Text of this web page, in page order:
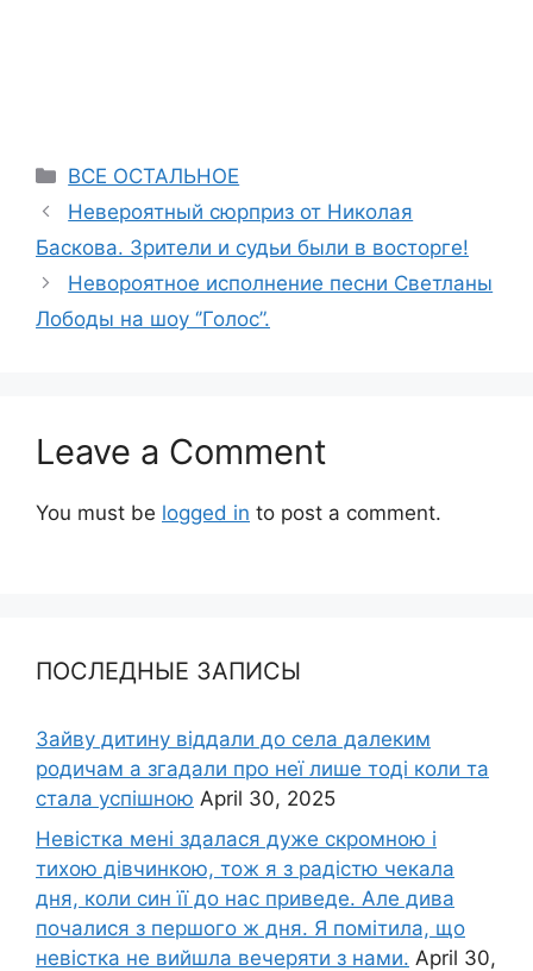
Categories
ВСЕ ОСТАЛЬНОЕ
Невероятный сюрприз от Николая
Баскова. Зрители и судьи были в восторге!
Невороятное исполнение песни Светланы
Лободы на шоу ‘’Голос”.
Leave a Comment
You must be logged in to post a comment.
ПОСЛЕДНЫЕ ЗАПИСЫ
Зайву дитину віддали до села далеким
родичам а згадали про неї лише тоді коли та
стала успішною April 30, 2025
Невістка мені здалася дуже скромною і
тихою дівчинкою, тож я з радістю чекала
дня, коли син її до нас приведе. Але дива
почалися з першого ж дня. Я помітила, що
невістка не вийшла вечеряти з нами. April 30,